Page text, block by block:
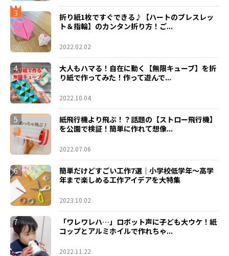
3
折り紙1枚ですぐできる♪【ハートのブレスレッ
ト＆指輪】のカンタン折り方！ご...
2022.02.02
4
大人もハマる！自在に動く【無限キューブ】を折
り紙で作ってみた！作って遊んで...
2022.10.04
5
紙飛行機より飛ぶ！？話題の【ストロー飛行機】
を公園で検証！簡単に作れて想像...
2022.07.06
6
簡単だけどすごい工作7選｜小学校低学年〜高学
年まで楽しめる工作アイデアを大特集
2023.10.02
7
「ワレワレハ…」ロボット声に子ども大ウケ！紙
コップとアルミホイルで作れちゃ...
2022.11.22